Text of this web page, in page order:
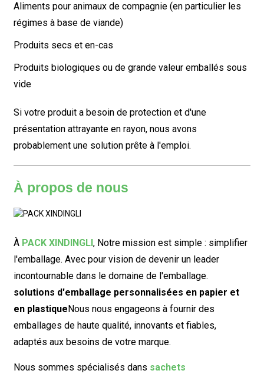
Aliments pour animaux de compagnie (en particulier les
régimes à base de viande)
Produits secs et en-cas
Produits biologiques ou de grande valeur emballés sous
vide
Si votre produit a besoin de protection et d'une
présentation attrayante en rayon, nous avons
probablement une solution prête à l'emploi.
À propos de nous
À PACK XINDINGLI, Notre mission est simple : simplifier
l'emballage. Avec pour vision de devenir un leader
incontournable dans le domaine de l'emballage.
solutions d'emballage personnalisées en papier et
en plastiqueNous nous engageons à fournir des
emballages de haute qualité, innovants et fiables,
adaptés aux besoins de votre marque.
Nous sommes spécialisés dans sachets